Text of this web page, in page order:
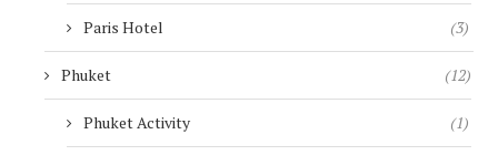
Paris Hotel (3)
Phuket (12)
Phuket Activity (1)